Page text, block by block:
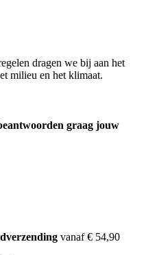
dragen we bij aan het
milieu en het klimaat.
graag jouw
vanaf € 54,90